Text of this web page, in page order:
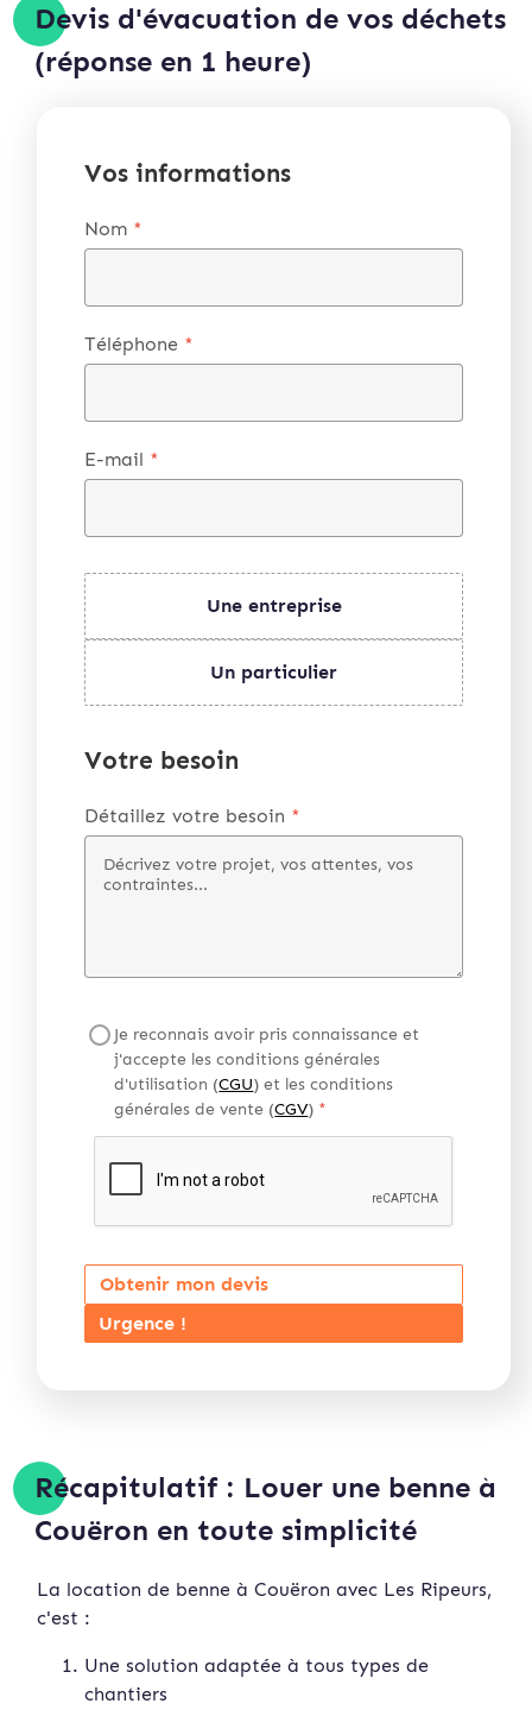
Devis d'évacuation de vos déchets
(réponse en 1 heure)
Vos informations
Nom *
Téléphone *
E-mail *
Une entreprise
Un particulier
Votre besoin
Détaillez votre besoin *
Je reconnais avoir pris connaissance et
j'accepte les conditions générales
d'utilisation (CGU) et les conditions
générales de vente (CGV) *
Obtenir mon devis
Urgence !
Récapitulatif : Louer une benne à
Couëron en toute simplicité
La location de benne à Couëron avec Les Ripeurs,
c'est :
Une solution adaptée à tous types de
chantiers